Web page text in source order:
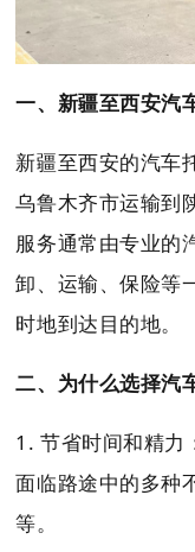
一、新疆至西安汽
新疆至西安的汽车
乌鲁木齐市运输到
服务通常由专业的
卸、运输、保险等
时地到达目的地。
二、为什么选择汽
1. 节省时间和精力
面临路途中的多种
等。